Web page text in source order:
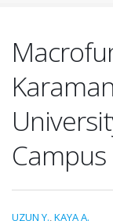
UZUN Y.,KAYA A.